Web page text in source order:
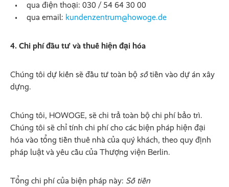
qua điện thoại: 030 / 54 64 30 00
qua email: kundenzentrum@howoge.de
4. Chi phí đầu tư và thuế hiện đại hóa
Chúng tôi dự kiến sẽ đầu tư toàn bộ sốtiền vào dự án xây
dựng.
Chúng tôi, HOWOGE, sẽ chi trả toàn bộ chi phí bảo trì.
Chúng tôi sẽ chỉ tính chi phí cho các biện pháp hiện đại
hóa vào tổng tiền thuê nhà của quý khách, theo quy định
pháp luật và yêu cầu của Thượng viện Berlin.
Tổng chi phí của biện pháp này: Số tiền